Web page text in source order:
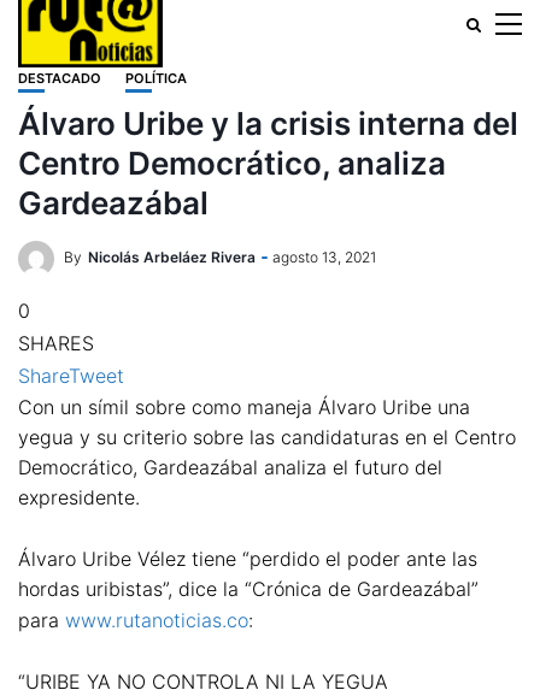
DESTACADO POLÍTICA
Álvaro Uribe y la crisis interna del
Centro Democrático, analiza
Gardeazábal
By Nicolás Arbeláez Rivera agosto 13, 2021
0
SHARES
ShareTweet
Con un símil sobre como maneja Álvaro Uribe una
yegua y su criterio sobre las candidaturas en el Centro
Democrático, Gardeazábal analiza el futuro del
expresidente.
Álvaro Uribe Vélez tiene “perdido el poder ante las
hordas uribistas”, dice la “Crónica de Gardeazábal”
para www.rutanoticias.co:
“URIBE YA NO CONTROLA NI LA YEGUA